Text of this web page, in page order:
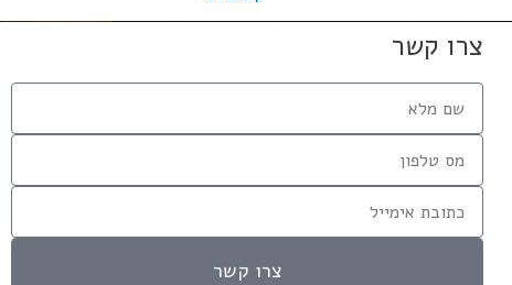
צרו קשר
צרו קשר